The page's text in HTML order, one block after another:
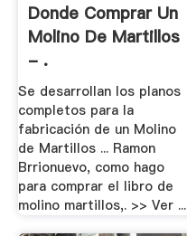
Donde Comprar Un
Molino De Martillos
- .
Se desarrollan los planos
completos para la
fabricación de un Molino
de Martillos ... Ramon
Brrionuevo, como hago
para comprar el libro de
molino martillos,. >> Ver ...